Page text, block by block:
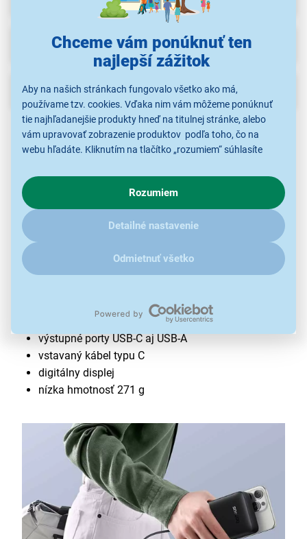
Chceme vám ponúknuť ten
najlepší zážitok
Aby na našich stránkach fungovalo všetko ako má,
používame tzv. cookies. Vďaka nim vám môžeme ponúknuť
tie najhľadanejšie produkty hneď na titulnej stránke, alebo
vám upravovať zobrazenie produktov podľa toho, čo na
webu hľadáte. Kliknutím na tlačítko „rozumiem“ súhlasíte
o chovaní na webe pre zobrazovaní cielených reklám.
V prípade že vás zaujímajú detaily, ako u nás s cookies a
ďalšími údaji pracujeme, kliknitesem.
Rozumiem
Detailné nastavenie
Odmietnuť všetko
Popis
Powerbanka Baseus Bipow 2 biela
20W výstup na rýchle napájanie
výstupné porty USB-C aj USB-A
vstavaný kábel typu C
digitálny displej
nízka hmotnosť 271 g
Na stiahnutie